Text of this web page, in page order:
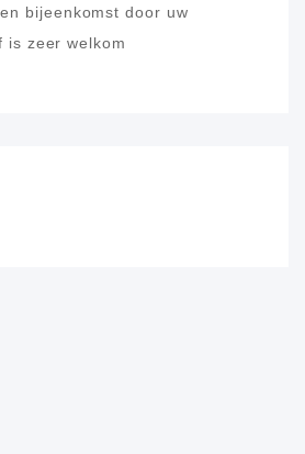
bijeenkomst door uw
is zeer welkom